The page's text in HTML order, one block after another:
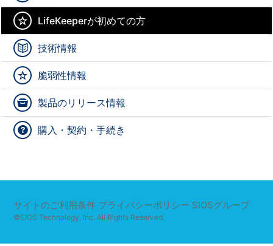
LifeKeeperが初めての方
技術情報
脆弱性情報
製品のリリース情報
購入・契約・手続き
サイトのご利用条件 プライバシーポリシー SIOSグループ
©SIOS Technology, Inc. All Rights Reserved.